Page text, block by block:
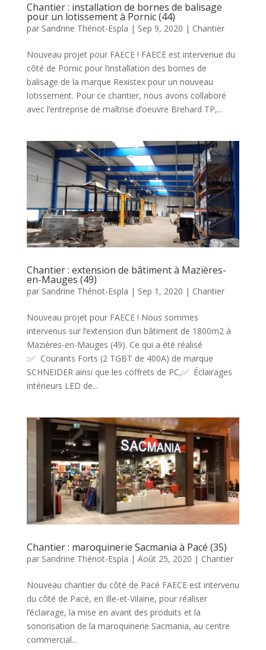
Chantier : installation de bornes de balisage
pour un lotissement à Pornic (44)
par Sandrine Thénot-Espla | Sep 9, 2020 | Chantier
Nouveau projet pour FAECE ! FAECE est intervenue du
côté de Pornic pour l’installation des bornes de
balisage de la marque Rexistex pour un nouveau
lotissement. Pour ce chantier, nous avons collaboré
avec l’entreprise de maîtrise d’oeuvre Brehard TP,...
Chantier : extension de bâtiment à Mazières-
en-Mauges (49)
par Sandrine Thénot-Espla | Sep 1, 2020 | Chantier
Nouveau projet pour FAECE ! Nous sommes
intervenus sur l’extension d’un bâtiment de 1800m2 à
Mazières-en-Mauges (49). Ce qui a été réalisé
:✅ Courants Forts (2 TGBT de 400A) de marque
SCHNEIDER ainsi que les coffrets de PC,✅ Éclairages
intérieurs LED de...
Chantier : maroquinerie Sacmania à Pacé (35)
par Sandrine Thénot-Espla | Août 25, 2020 | Chantier
Nouveau chantier du côté de Pacé FAECE est intervenu
du côté de Pacé, en Ille-et-Vilaine, pour réaliser
l’éclairage, la mise en avant des produits et la
sonorisation de la maroquinerie Sacmania, au centre
commercial...